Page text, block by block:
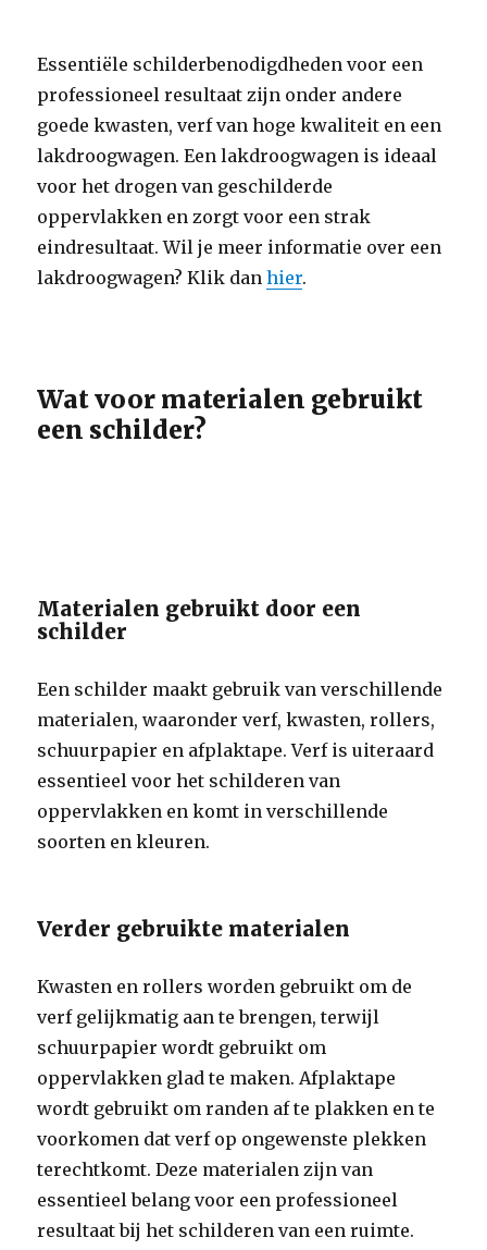
Essentiële schilderbenodigdheden voor een
professioneel resultaat zijn onder andere
goede kwasten, verf van hoge kwaliteit en een
lakdroogwagen. Een lakdroogwagen is ideaal
voor het drogen van geschilderde
oppervlakken en zorgt voor een strak
eindresultaat. Wil je meer informatie over een
lakdroogwagen? Klik danhier.
Wat voor materialen gebruikt
een schilder?
Materialen gebruikt door een
schilder
Een schilder maakt gebruik van verschillende
materialen, waaronder verf, kwasten, rollers,
schuurpapier en afplaktape. Verf is uiteraard
essentieel voor het schilderen van
oppervlakken en komt in verschillende
soorten en kleuren.
Verder gebruikte materialen
Kwasten en rollers worden gebruikt om de
verf gelijkmatig aan te brengen, terwijl
schuurpapier wordt gebruikt om
oppervlakken glad te maken. Afplaktape
wordt gebruikt om randen af te plakken en te
voorkomen dat verf op ongewenste plekken
terechtkomt. Deze materialen zijn van
essentieel belang voor een professioneel
resultaat bij het schilderen van een ruimte.